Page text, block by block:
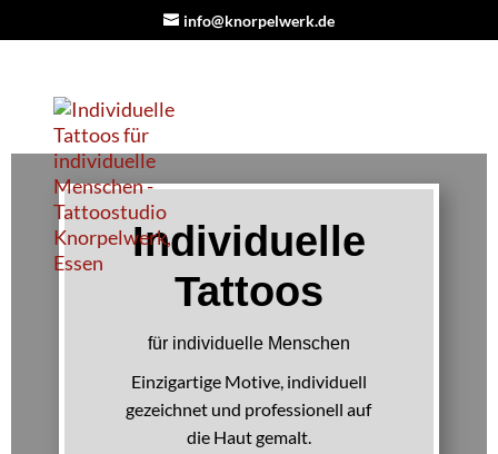
info@knorpelwerk.de
Individuelle
Tattoos
für individuelle Menschen
Einzigartige Motive, individuell
gezeichnet und professionell auf
die Haut gemalt.